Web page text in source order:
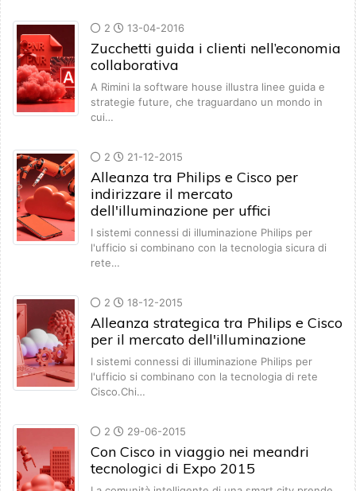
2 13-04-2016
Zucchetti guida i clienti nell’economia
collaborativa
A Rimini la software house illustra linee guida e
strategie future, che traguardano un mondo in
cui…
2 21-12-2015
Alleanza tra Philips e Cisco per
indirizzare il mercato
dell'illuminazione per uffici
I sistemi connessi di illuminazione Philips per
l'ufficio si combinano con la tecnologia sicura di
rete…
2 18-12-2015
Alleanza strategica tra Philips e Cisco
per il mercato dell'illuminazione
I sistemi connessi di illuminazione Philips per
l'ufficio si combinano con la tecnologia di rete
Cisco.Chi…
2 29-06-2015
Con Cisco in viaggio nei meandri
tecnologici di Expo 2015